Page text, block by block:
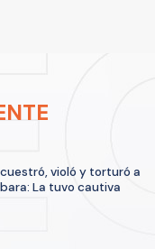
violó y torturó a
La tuvo cautiva